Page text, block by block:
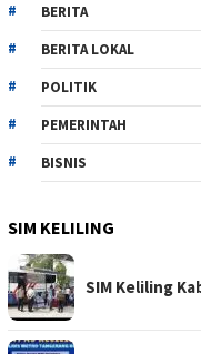
BERITA
BERITA LOKAL
POLITIK
PEMERINTAH
BISNIS
SIM KELILING
SIM Keliling